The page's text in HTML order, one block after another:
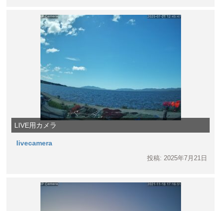
LIVE用カメラ
livecamera
投稿: 2025年7月21日